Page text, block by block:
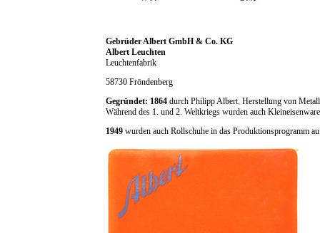
Gebrüder Albert GmbH & Co. KG
Albert Leuchten
Leuchtenfabrik
58730 Fröndenberg
Gegründet: 1864 durch Philipp Albert. Herstellung von
Während des 1. und 2. Weltkriegs wurden auch
1949 wurden auch Rollschuhe in das Produktionsprogramm